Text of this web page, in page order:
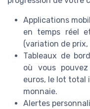
Applications
en temps réel
(variation de
Tableaux de
où vous
euros, le lot total
monnaie.
Alertes